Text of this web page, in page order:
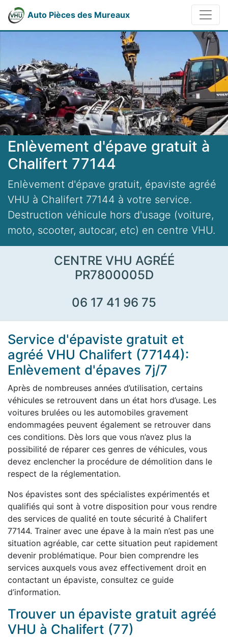
Auto Pièces des Mureaux
Enlèvement d'épave gratuit à
Chalifert 77144
Enlèvement d'épave gratuit, épaviste agréé
VHU à Chalifert 77144 à votre service.
Destruction véhicule hors d'usage (voiture,
moto, scooter, autocar, etc) en centre VHU.
CENTRE VHU AGRÉÉ
PR7800005D
06 17 41 96 75
Service d'épaviste gratuit et
agréé VHU Chalifert (77144):
Enlèvement d'épaves 7j/7
Après de nombreuses années d’utilisation, certains
véhicules se retrouvent dans un état hors d’usage. Les
voitures brulées ou les automobiles gravement
endommagées peuvent également se retrouver dans
ces conditions. Dès lors que vous n’avez plus la
possibilité de réparer ces genres de véhicules, vous
devez enclencher la procédure de démolition dans le
respect de la réglementation.
Nos épavistes sont des spécialistes expérimentés et
qualifiés qui sont à votre disposition pour vous rendre
des services de qualité en toute sécurité à Chalifert
77144. Trainer avec une épave à la main n’est pas une
situation agréable, car cette situation peut rapidement
devenir problématique. Pour bien comprendre les
services auxquels vous avez effectivement droit en
contactant un épaviste, consultez ce guide
d’information.
Trouver un épaviste gratuit agréé
VHU à Chalifert (77)